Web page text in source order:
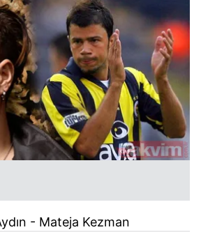
- Mateja Kezman